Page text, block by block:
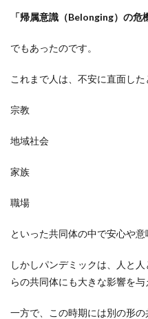
「帰属意識（Belonging）の危
でもあったのです。
これまで人は、不安に直面した
宗教
地域社会
家族
職場
といった共同体の中で安心や意
しかしパンデミックは、人と
らの共同体にも大きな影響を与
一方で、この時期には別の形